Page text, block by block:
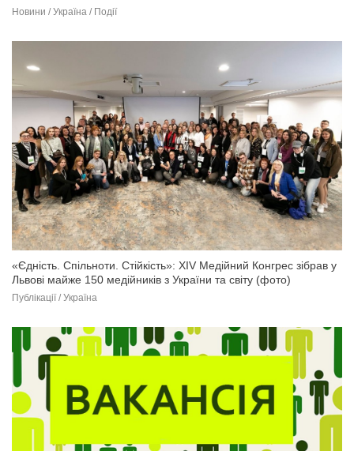
Новини / Україна / Події
«Єдність. Спільноти. Стійкість»: XIV Медійний Конгрес зібрав у
Львові майже 150 медійників з України та світу (фото)
Публікації / Україна